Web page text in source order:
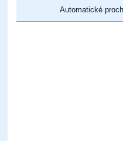
Automatické